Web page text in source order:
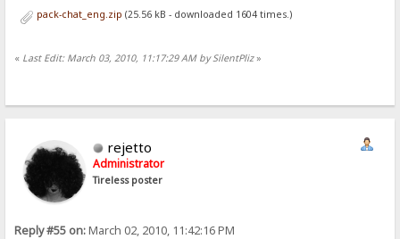
pack-chat_eng.zip (25.56 kB - downloaded 1604 times.)
« Last Edit: March 03, 2010, 11:17:29 AM by SilentPliz»
rejetto
Administrator
Tireless poster
Reply #55 on:March 02, 2010, 11:42:16 PM